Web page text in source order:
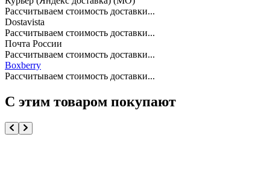
Рассчитываем стоимость доставки...
Dostavista
Рассчитываем стоимость доставки...
Почта России
Рассчитываем стоимость доставки...
Boxberry
Рассчитываем стоимость доставки...
С этим товаром покупают